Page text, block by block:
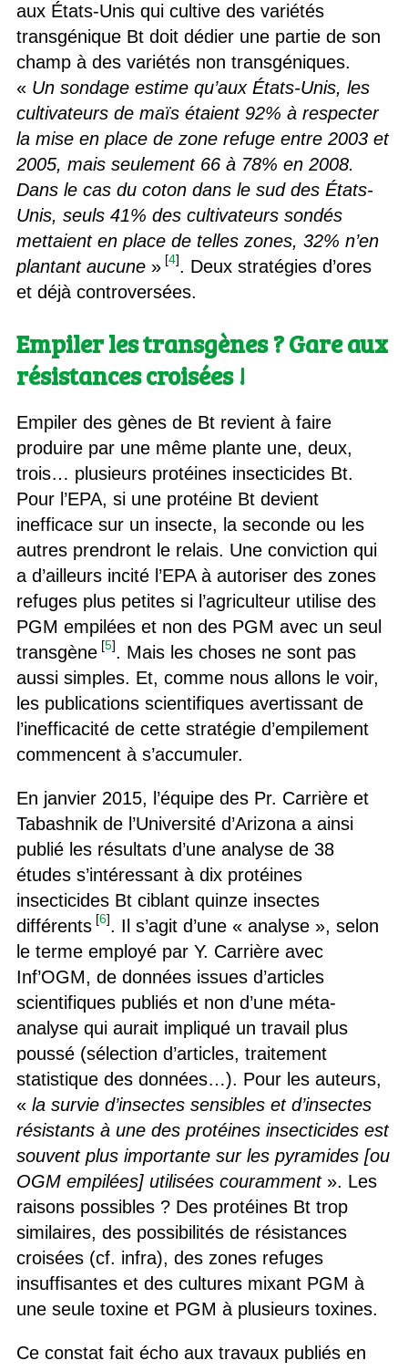
aux États-Unis qui cultive des variétés
transgénique Bt doit dédier une partie de son
champ à des variétés non transgéniques.
« Un sondage estime qu’aux États-Unis, les
cultivateurs de maïs étaient 92% à respecter
la mise en place de zone refuge entre 2003 et
2005, mais seulement 66 à 78% en 2008.
Dans le cas du coton dans le sud des États-
Unis, seuls 41% des cultivateurs sondés
mettaient en place de telles zones, 32% n’en
plantant aucune» [4]. Deux stratégies d’ores
et déjà controversées.
Empiler les transgènes ? Gare aux
résistances croisées !
Empiler des gènes de Bt revient à faire
produire par une même plante une, deux,
trois… plusieurs protéines insecticides Bt.
Pour l’EPA, si une protéine Bt devient
inefficace sur un insecte, la seconde ou les
autres prendront le relais. Une conviction qui
a d’ailleurs incité l’EPA à autoriser des zones
refuges plus petites si l’agriculteur utilise des
PGM empilées et non des PGM avec un seul
transgène [5]. Mais les choses ne sont pas
aussi simples. Et, comme nous allons le voir,
les publications scientifiques avertissant de
l’inefficacité de cette stratégie d’empilement
commencent à s’accumuler.
En janvier 2015, l’équipe des Pr. Carrière et
Tabashnik de l’Université d’Arizona a ainsi
publié les résultats d’une analyse de 38
études s’intéressant à dix protéines
insecticides Bt ciblant quinze insectes
différents [6]. Il s’agit d’une « analyse », selon
le terme employé par Y. Carrière avec
Inf’OGM, de données issues d’articles
scientifiques publiés et non d’une méta-
analyse qui aurait impliqué un travail plus
poussé (sélection d’articles, traitement
statistique des données…). Pour les auteurs,
« la survie d’insectes sensibles et d’insectes
résistants à une des protéines insecticides est
souvent plus importante sur les pyramides [ou
OGM empilées] utilisées couramment». Les
raisons possibles ? Des protéines Bt trop
similaires, des possibilités de résistances
croisées (cf. infra), des zones refuges
insuffisantes et des cultures mixant PGM à
une seule toxine et PGM à plusieurs toxines.
Ce constat fait écho aux travaux publiés en